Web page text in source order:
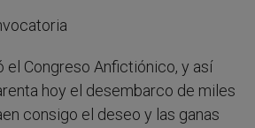
el Congreso Anfictiónico, y así
hoy el desembarco de miles
consigo el deseo y las ganas